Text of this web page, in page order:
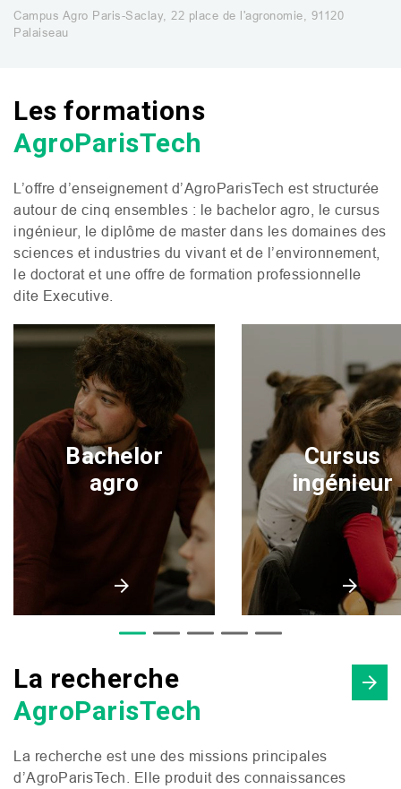
Campus Agro Paris-Saclay, 22 place de l'agronomie, 91120
Palaiseau
Les formations
AgroParisTech
L’offre d’enseignement d’AgroParisTech est structurée
autour de cinq ensembles : le bachelor agro, le cursus
ingénieur, le diplôme de master dans les domaines des
sciences et industries du vivant et de l’environnement,
le doctorat et une offre de formation professionnelle
dite Executive.
Bachelor
agro
Cursus
ingénieur
La recherche
AgroParisTech
La recherche est une des missions principales
d’AgroParisTech. Elle produit des connaissances